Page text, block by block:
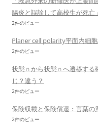
腸炎と誤診して高校生が死亡
2件のビュー
Planer cell polarity平面内細
2件のビュー
状態ｎから状態ｎへ遷移す
じ？違う？
2件のビュー
保険収載と保険償還：言葉の
2件のビュー